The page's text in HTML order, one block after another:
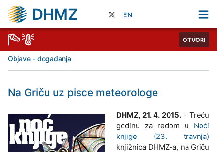
DHMZ EN
OTVORI
Objave - događanja
Na Griču uz pisce meteorologe
DHMZ, 21. 4. 2015.- Treću
godinu za redom u Noći
knjige (23. travnja)
knjižnica DHMZ-a, na Griču